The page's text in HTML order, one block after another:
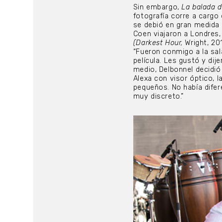
Sin embargo,La balada
fotografía corre a cargo
se debió en gran
Coen viajaron a
(Darkest Hour, Wright,
“Fueron conmigo a la
película. Les gustó y
medio, Delbonnel
Alexa con visor óptico,
pequeños. No había
muy discreto.”